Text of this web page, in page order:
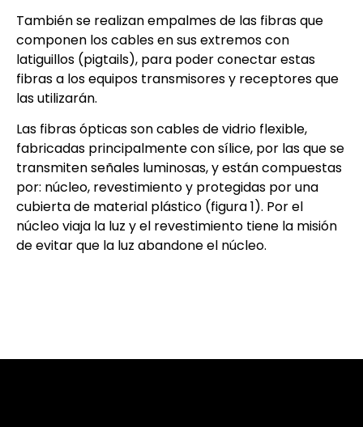
También se realizan empalmes de las fibras que
componen los cables en sus extremos con
latiguillos (pigtails), para poder conectar estas
fibras a los equipos transmisores y receptores que
las utilizarán.
Las fibras ópticas son cables de vidrio flexible,
fabricadas principalmente con sílice, por las que se
transmiten señales luminosas, y están compuestas
por: núcleo, revestimiento y protegidas por una
cubierta de material plástico (figura 1). Por el
núcleo viaja la luz y el revestimiento tiene la misión
de evitar que la luz abandone el núcleo.